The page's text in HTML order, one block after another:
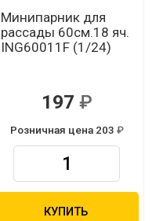
Минипарник для
рассады 60см.18 яч.
ING60011F (1/24)
197
Розничная цена 203
КУПИТЬ